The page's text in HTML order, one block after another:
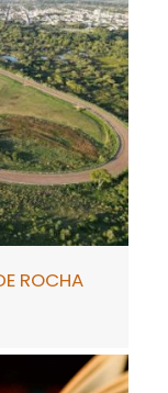
ROCHA